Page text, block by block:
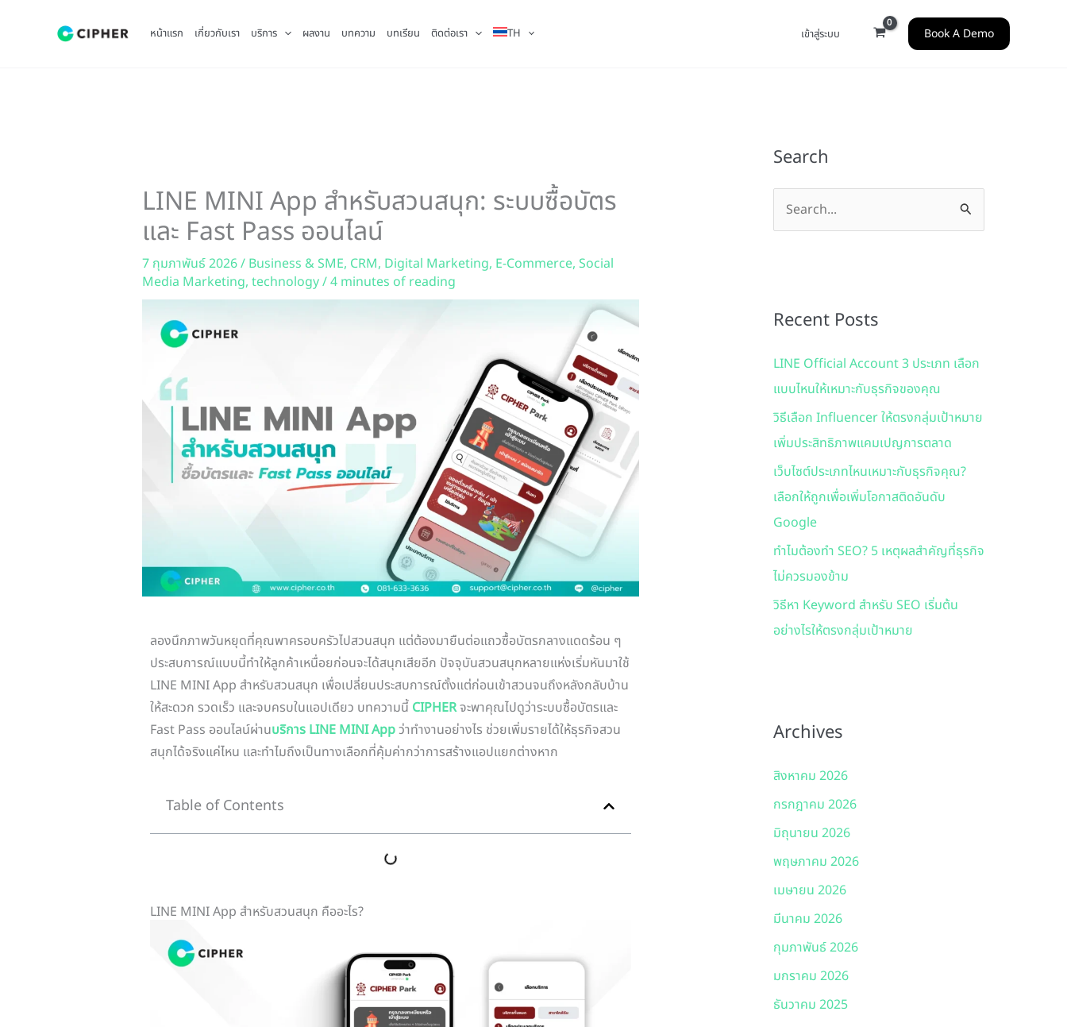
หน้าแรก เกี่ยวกับเรา บริการ ผลงาน บทความ บทเรียน ติดต่อเรา TH เข้าสู่ระบบ Book A Demo
LINE MINI App สำหรับสวนสนุก: ระบบซื้อบัตร
และ Fast Pass ออนไลน์
7 กุมภาพันธ์ 2026/ Business & SME, CRM, Digital Marketing, E-Commerce, Social
Media Marketing, technology/4 minutes of reading
ลองนึกภาพวันหยุดที่คุณพาครอบครัวไปสวนสนุก แต่ต้องมายืนต่อแถวซื้อบัตรกลางแดดร้อน ๆ
ประสบการณ์แบบนี้ทำให้ลูกค้าเหนื่อยก่อนจะได้สนุกเสียอีก ปัจจุบันสวนสนุกหลายแห่งเริ่มหันมาใช้
LINE MINI App สำหรับสวนสนุก เพื่อเปลี่ยนประสบการณ์ตั้งแต่ก่อนเข้าสวนจนถึงหลังกลับบ้าน
ให้สะดวก รวดเร็ว และจบครบในแอปเดียว บทความนี้ CIPHERจะพาคุณไปดูว่าระบบซื้อบัตรและ
Fast Pass ออนไลน์ผ่านบริการ LINE MINI Appว่าทำงานอย่างไร ช่วยเพิ่มรายได้ให้ธุรกิจสวน
สนุกได้จริงแค่ไหน และทำไมถึงเป็นทางเลือกที่คุ้มค่ากว่าการสร้างแอปแยกต่างหาก
Table of Contents
LINE MINI App สำหรับสวนสนุก คืออะไร?
Search
e
c
f
o
r
:
Recent Posts
LINE Official Account 3 ประเภท เลือก
แบบไหนให้เหมาะกับธุรกิจของคุณ
วิธีเลือก Influencer ให้ตรงกลุ่มเป้าหมาย
เพิ่มประสิทธิภาพแคมเปญการตลาด
เว็บไซต์ประเภทไหนเหมาะกับธุรกิจคุณ?
เลือกให้ถูกเพื่อเพิ่มโอกาสติดอันดับ
Google
ทำไมต้องทำ SEO? 5 เหตุผลสำคัญที่ธุรกิจ
ไม่ควรมองข้าม
วิธีหา Keyword สำหรับ SEO เริ่มต้น
อย่างไรให้ตรงกลุ่มเป้าหมาย
Archives
สิงหาคม 2026
กรกฎาคม 2026
มิถุนายน 2026
พฤษภาคม 2026
เมษายน 2026
มีนาคม 2026
กุมภาพันธ์ 2026
มกราคม 2026
ธันวาคม 2025